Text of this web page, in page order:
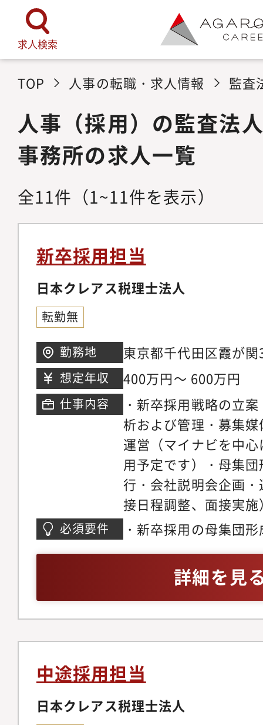
求人検索
TOP 人事の転職・求人情報 監査
人事（採用）の監査法
事務所の求人一覧
全11件 （1~11件を表示）
新卒採用担当
日本クレアス税理士法人
転勤無
勤務地 東京都千代田区霞が
想定年収 400万円～ 600万円
仕事内容
・新卒採用戦略の立
析および管理・募集
運営（マイナビを中
用予定です）・母集
行・会社説明会企画
接日程調整、面接実
入社後面談実施・研
一部総務業務※将来
評価制度、人材開発
ていただくことも可
必須要件
・新卒採用の母集団
詳細を見
中途採用担当
日本クレアス税理士法人